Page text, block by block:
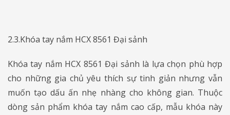
2.3.Khóa tay nắm HCX 8561 Đại sảnh
Khóa tay nắm HCX 8561 Đại sảnh là lựa chọn phù hợp
cho những gia chủ yêu thích sự tinh giản nhưng vẫn
muốn tạo dấu ấn nhẹ nhàng cho không gian. Thuộc
dòng sản phẩm khóa tay nắm cao cấp, mẫu khóa này